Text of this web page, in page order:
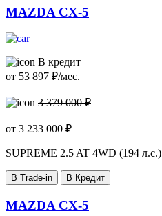
MAZDA CX-5
В кредит
от 53 897 ₽/мес.
3 379 000 ₽
от 3 233 000 ₽
SUPREME 2.5 AT 4WD (194 л.с.)
В Trade-in В Кредит
MAZDA CX-5